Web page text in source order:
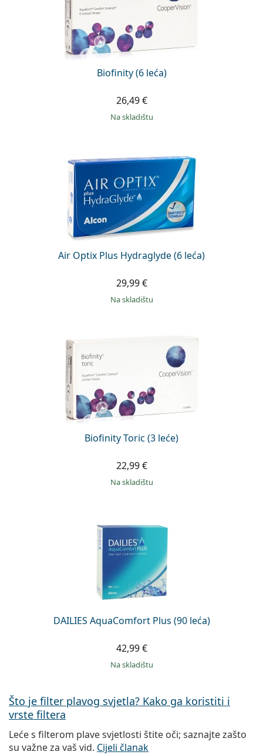
Biofinity (6 leća)
26,49 €
na skladištu
Air Optix Plus Hydraglyde (6 leća)
29,99 €
na skladištu
Biofinity Toric (3 leće)
22,99 €
na skladištu
DAILIES AquaComfort Plus (90 leća)
42,99 €
na skladištu
Što je filter plavog svjetla? Kako ga koristiti i
vrste filtera
Leće s filterom plave svjetlosti štite oči; saznajte zašto
su važne za vaš vid. Cijeli članak